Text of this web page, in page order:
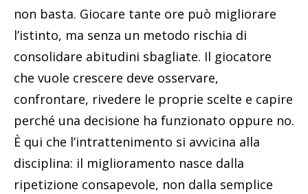
non basta. Giocare tante ore può migliorare
l’istinto, ma senza un metodo rischia di
consolidare abitudini sbagliate. Il giocatore
che vuole crescere deve osservare,
confrontare, rivedere le proprie scelte e capire
perché una decisione ha funzionato oppure no.
È qui che l’intrattenimento si avvicina alla
disciplina: il miglioramento nasce dalla
ripetizione consapevole, non dalla semplice